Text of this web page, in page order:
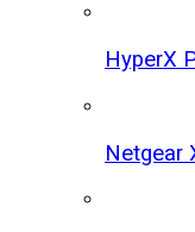
HyperX
Netgear